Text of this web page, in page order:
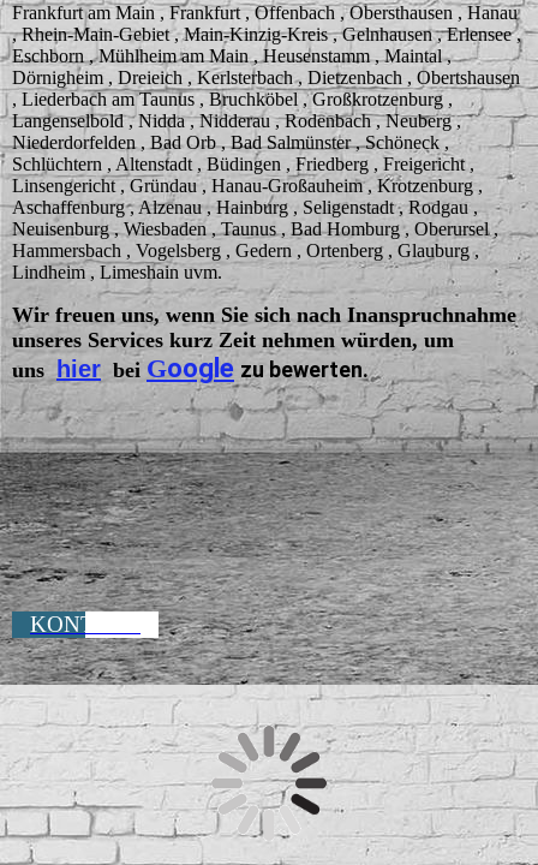
Frankfurt am Main , Frankfurt , Offenbach , Obersthausen , Hanau
, Rhein-Main-Gebiet , Main-Kinzig-Kreis , Gelnhausen , Erlensee ,
Eschborn , Mühlheim am Main , Heusenstamm ,Maintal ,
Dörnigheim , Dreieich , Kerlsterbach , Dietzenbach , Obertshausen
, Liederbach am Taunus , Bruchköbel , Großkrotzenburg ,
Langenselbold , Nidda , Nidderau ,Rodenbach , Neuberg ,
Niederdorfelden , Bad Orb , Bad Salmünster , Schöneck ,
Schlüchtern , Altenstadt , Büdingen , Friedberg , Freigericht ,
Linsengericht , Gründau , Hanau-Großauheim , Krotzenburg ,
Aschaffenburg , Alzenau , Hainburg , Seligenstadt , Rodgau ,
Neuisenburg , Wiesbaden , Taunus , Bad Homburg , Oberursel ,
Hammersbach , Vogelsberg , Gedern , Ortenberg , Glauburg ,
Lindheim , Limeshain uvm.
Wir freuen uns, wenn Sie sich nach Inanspruchnahme
unseres Services kurz Zeit nehmen würden, um
uns hier bei Google zu bewerten.
KONTAKT